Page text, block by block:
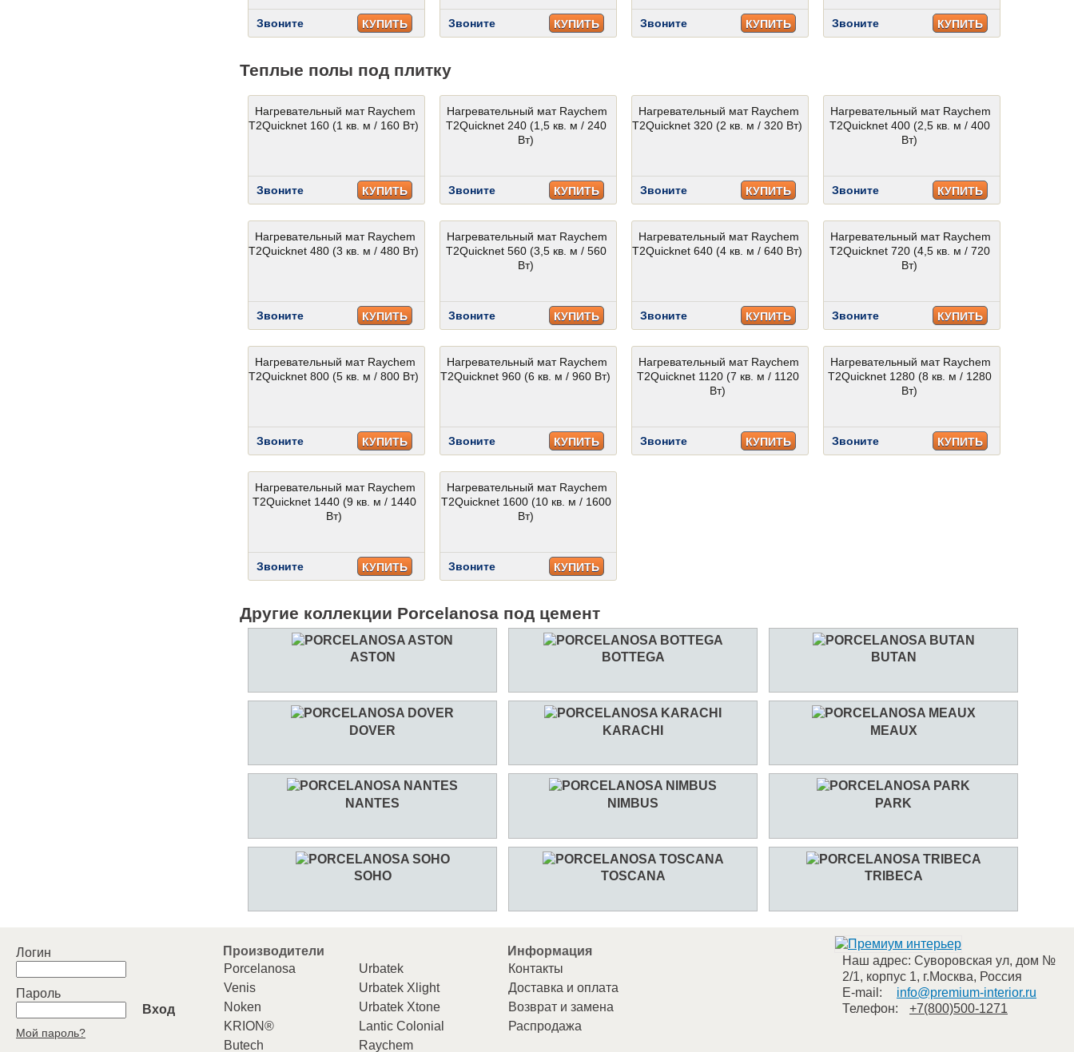
Звоните КУПИТЬ Звоните КУПИТЬ Звоните КУПИТЬ Звоните КУПИТЬ
Теплые полы под плитку
Нагревательный мат Raychem
T2Quicknet 160 (1 кв. м / 160 Вт)
Звоните КУПИТЬ
Нагревательный мат Raychem
T2Quicknet 240 (1,5 кв. м / 240
Вт)
Звоните КУПИТЬ
Нагревательный мат Raychem
T2Quicknet 320 (2 кв. м / 320 Вт)
Звоните КУПИТЬ
Нагревательный мат Raychem
T2Quicknet 400 (2,5 кв. м / 400
Вт)
Звоните КУПИТЬ
Нагревательный мат Raychem
T2Quicknet 480 (3 кв. м / 480 Вт)
Звоните КУПИТЬ
Нагревательный мат Raychem
T2Quicknet 560 (3,5 кв. м / 560
Вт)
Звоните КУПИТЬ
Нагревательный мат Raychem
T2Quicknet 640 (4 кв. м / 640 Вт)
Звоните КУПИТЬ
Нагревательный мат Raychem
T2Quicknet 720 (4,5 кв. м / 720
Вт)
Звоните КУПИТЬ
Нагревательный мат Raychem
T2Quicknet 800 (5 кв. м / 800 Вт)
Звоните КУПИТЬ
Нагревательный мат Raychem
T2Quicknet 960 (6 кв. м / 960 Вт)
Звоните КУПИТЬ
Нагревательный мат Raychem
T2Quicknet 1120 (7 кв. м / 1120
Вт)
Звоните КУПИТЬ
Нагревательный мат Raychem
T2Quicknet 1280 (8 кв. м / 1280
Вт)
Звоните КУПИТЬ
Нагревательный мат Raychem
T2Quicknet 1440 (9 кв. м / 1440
Вт)
Звоните КУПИТЬ
Нагревательный мат Raychem
T2Quicknet 1600 (10 кв. м / 1600
Вт)
Звоните КУПИТЬ
Другие коллекции Porcelanosa под цемент
ASTON BOTTEGA BUTAN
DOVER KARACHI MEAUX
NANTES NIMBUS PARK
SOHO TOSCANA TRIBECA
Логин
Пароль
Вход
Мой пароль?
Производители
Porcelanosa
Venis
Noken
KRION®
Butech
Urbatek
Urbatek Xlight
Urbatek Xtone
Lantic Colonial
Raychem
Информация
Контакты
Доставка и оплата
Возврат и замена
Распродажа
Наш адрес: Суворовская ул, дом №
2/1, корпус 1, г.Москва, Россия
E-mail:
info@premium-interior.ru
Телефон:
+7(800)500-1271